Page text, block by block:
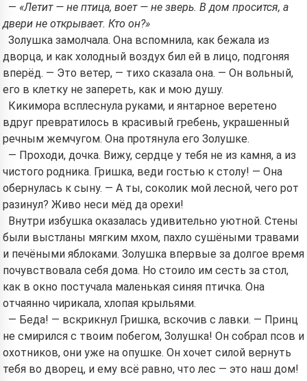
— «Летит — не птица, воет — не зверь. В дом просится, а
двери не открывает. Кто он?»
Золушка замолчала. Она вспомнила, как бежала из
дворца, и как холодный воздух бил ей в лицо, подгоняя
вперёд. — Это ветер, — тихо сказала она. — Он вольный,
его в клетку не запереть, как и мою душу.
Кикимора всплеснула руками, и янтарное веретено
вдруг превратилось в красивый гребень, украшенный
речным жемчугом. Она протянула его Золушке.
— Проходи, дочка. Вижу, сердце у тебя не из камня, а из
чистого родника. Гришка, веди гостью к столу! — Она
обернулась к сыну. — А ты, соколик мой лесной, чего рот
разинул? Живо неси мёд да орехи!
Внутри избушка оказалась удивительно уютной. Стены
были выстланы мягким мхом, пахло сушёными травами
и печёными яблоками. Золушка впервые за долгое время
почувствовала себя дома. Но стоило им сесть за стол,
как в окно постучала маленькая синяя птичка. Она
отчаянно чирикала, хлопая крыльями.
— Беда! — вскрикнул Гришка, вскочив с лавки. — Принц
не смирился с твоим побегом, Золушка! Он собрал псов и
охотников, они уже на опушке. Он хочет силой вернуть
тебя во дворец, и ему всё равно, что лес — это наш дом!